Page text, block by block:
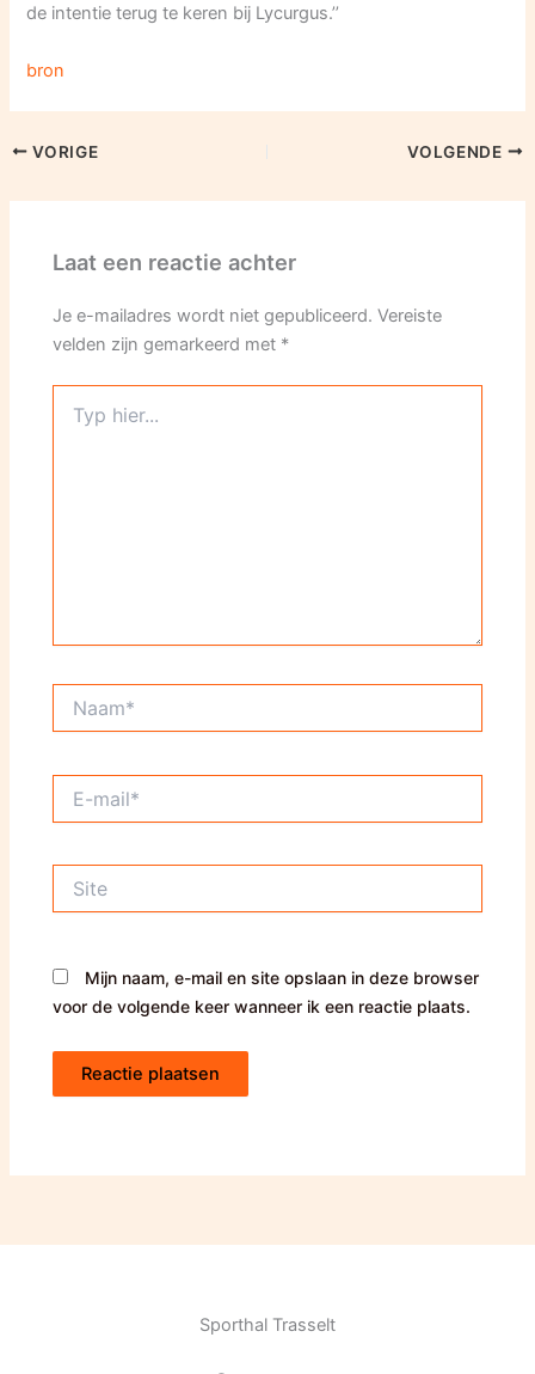
de intentie terug te keren bij Lycurgus.’’
bron
VORIGE VOLGENDE
Laat een reactie achter
Je e-mailadres wordt niet gepubliceerd. Vereiste
velden zijn gemarkeerd met *
hier...
mail*
Mijn naam, e-mail en site opslaan in deze browser
voor de volgende keer wanneer ik een reactie plaats.
Sporthal Trasselt